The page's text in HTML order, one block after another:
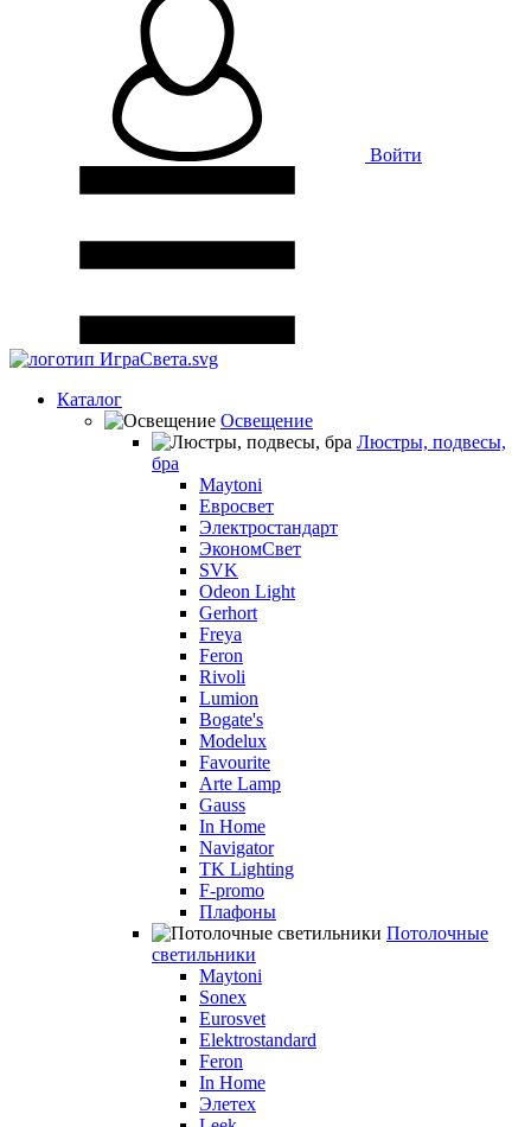
Войти
Каталог
Освещение
Люстры, подвесы,
бра
Maytoni
Евросвет
Электростандарт
ЭкономСвет
SVK
Odeon Light
Gerhort
Freya
Feron
Rivoli
Lumion
Bogate's
Modelux
Favourite
Arte Lamp
Gauss
In Home
Navigator
TK Lighting
F-promo
Плафоны
Потолочные
светильники
Maytoni
Sonex
Eurosvet
Elektrostandard
Feron
In Home
Элетех